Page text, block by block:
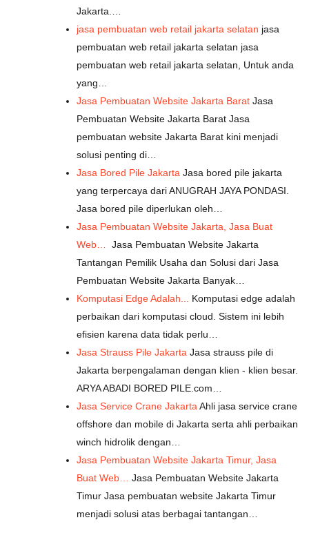
Jakarta.…
jasa pembuatan web retail jakarta selatan jasa
pembuatan web retail jakarta selatan jasa
pembuatan web retail jakarta selatan, Untuk anda
yang…
Jasa Pembuatan Website Jakarta Barat Jasa
Pembuatan Website Jakarta Barat Jasa
pembuatan website Jakarta Barat kini menjadi
solusi penting di…
Jasa Bored Pile Jakarta Jasa bored pile jakarta
yang terpercaya dari ANUGRAH JAYA PONDASI.
Jasa bored pile diperlukan oleh…
Jasa Pembuatan Website Jakarta, Jasa Buat
Web…
Jasa Pembuatan Website Jakarta
Tantangan Pemilik Usaha dan Solusi dari Jasa
Pembuatan Website Jakarta Banyak…
Komputasi Edge Adalah... Komputasi edge adalah
perbaikan dari komputasi cloud. Sistem ini lebih
efisien karena data tidak perlu…
Jasa Strauss Pile Jakarta Jasa strauss pile di
Jakarta berpengalaman dengan klien - klien besar.
ARYA ABADI BORED PILE.com…
Jasa Service Crane JakartaAhli jasa service crane
offshore dan mobile di Jakarta serta ahli perbaikan
winch hidrolik dengan…
Jasa Pembuatan Website Jakarta Timur, Jasa
Buat Web… Jasa Pembuatan Website Jakarta
Timur Jasa pembuatan website Jakarta Timur
menjadi solusi atas berbagai tantangan…